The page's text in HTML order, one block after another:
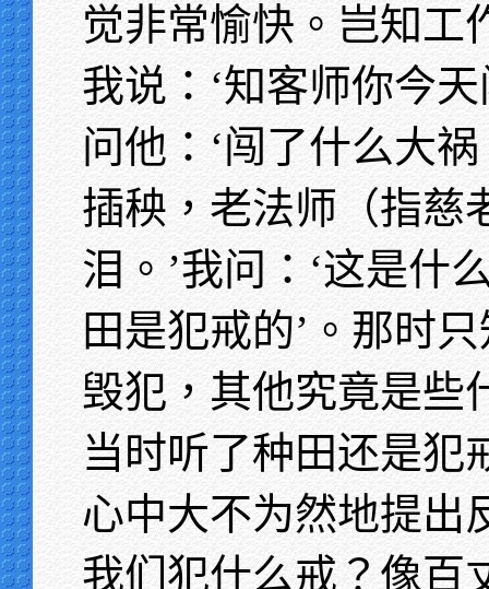
觉非常愉快。岂知工
我说：‘知客师你今
问他：‘闯了什么大
插秧，老法师（指慈
泪。’我问：‘这是什
田是犯戒的’。那时
毁犯，其他究竟是些
当时听了种田还是犯
心中大不为然地提出
我们犯什么戒？像百